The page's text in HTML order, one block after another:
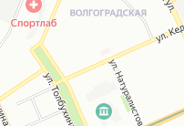
сантехникой и